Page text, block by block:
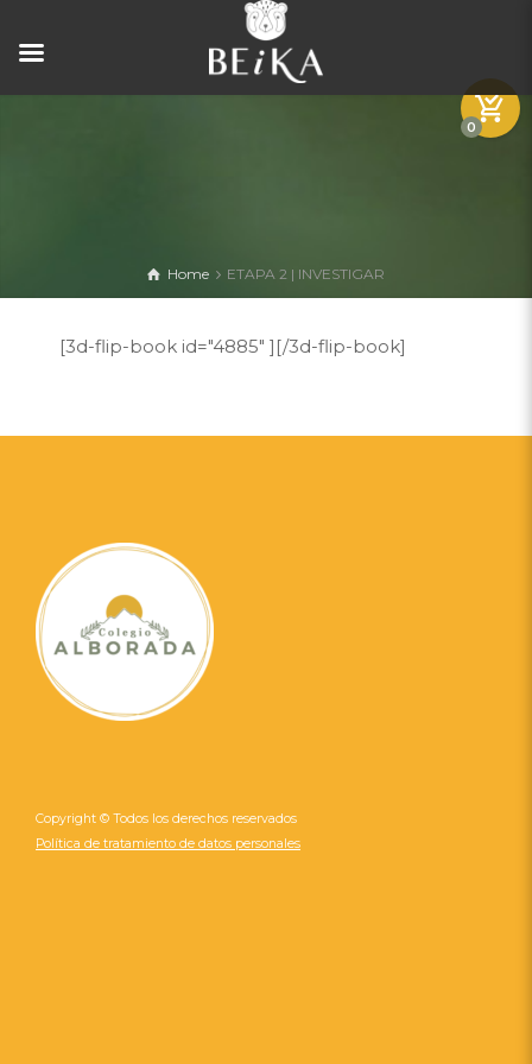
Home ETAPA 2 | INVESTIGAR
[3d-flip-book id="4885" ][/3d-flip-book]
Copyright © Todos los derechos reservados
Política de tratamiento de datos personales
0